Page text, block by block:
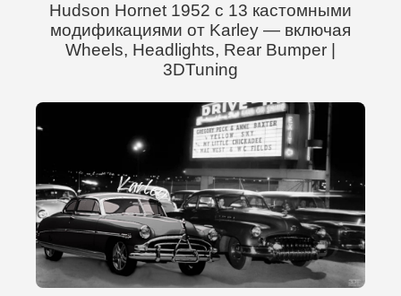
Hudson Hornet 1952 с 13 кастомными
модификациями от Karley — включая
Wheels, Headlights, Rear Bumper |
3DTuning